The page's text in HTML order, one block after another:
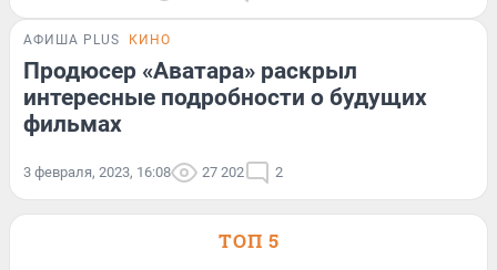
АФИША PLUS КИНО
Продюсер «Аватара» раскрыл
интересные подробности о будущих
фильмах
3 февраля, 2023, 16:08 27 202 2
ТОП 5